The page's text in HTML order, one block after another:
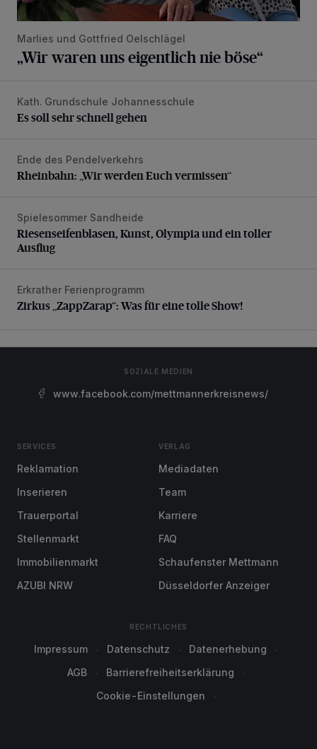
Marlies und Gottfried Oelschlägel
„Wir waren uns eigentlich nie böse“
Es soll sehr schnell gehen
Kath. Grundschule Johannesschule
Es soll sehr schnell gehen
Rheinbahn: „Wir werden Euch vermissen“
Ende des Pendelverkehrs
Rheinbahn: „Wir werden Euch vermissen“
Riesenseifenblasen, Kunst, Olympia und ein toller Ausflug
Spielesommer Sandheide
Riesenseifenblasen, Kunst, Olympia und ein toller
Ausflug
Zirkus „ZappZarap“: Was für eine tolle Show!
Erkrather Ferienprogramm
Zirkus „ZappZarap“: Was für eine tolle Show!
SOZIALE MEDIEN
www.facebook.com/mettmannerkreisnews/
SERVICES
Reklamation
Inserieren
Trauerportal
Stellenmarkt
Immobilienmarkt
AZUBI NRW
VERLAG
Mediadaten
Team
Karriere
FAQ
Schaufenster Mettmann
Düsseldorfer Anzeiger
RECHTLICHES
Impressum Datenschutz
Datenerhebung
AGB
Barrierefreiheitserklärung
Cookie-Einstellungen